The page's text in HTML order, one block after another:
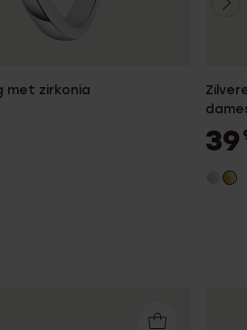
met zirkonia
39